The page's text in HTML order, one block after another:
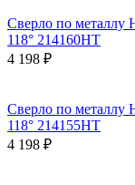
Сверло по металлу
118° 214160HT
4 198 ₽
Сверло по металлу
118° 214155HT
4 198 ₽